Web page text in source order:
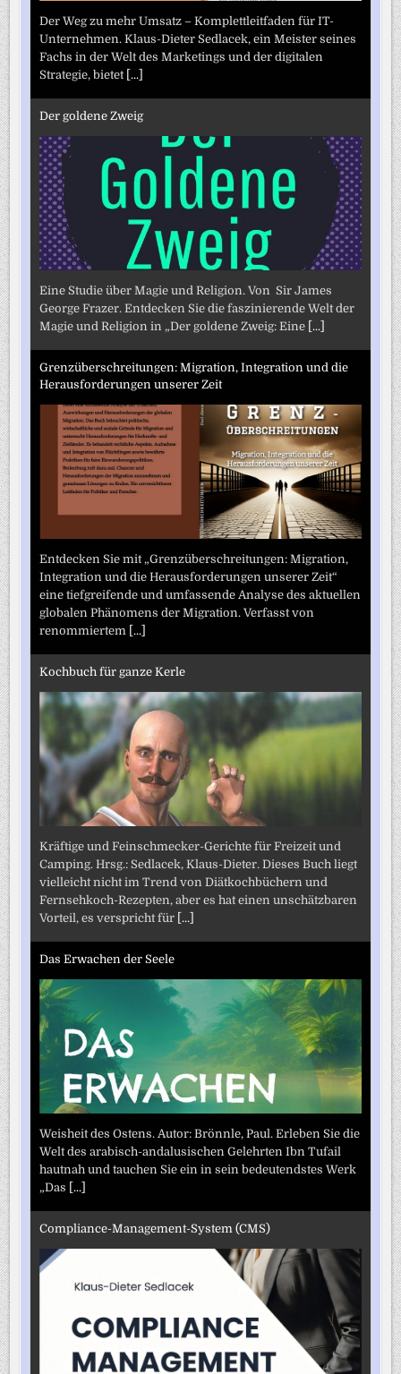
Der Weg zu mehr Umsatz – Komplettleitfaden für IT-
Unternehmen. Klaus-Dieter Sedlacek, ein Meister seines
Fachs in der Welt des Marketings und der digitalen
Strategie, bietet [...]
Der goldene Zweig
Eine Studie über Magie und Religion. Von Sir James
George Frazer. Entdecken Sie die faszinierende Welt der
Magie und Religion in „Der goldene Zweig: Eine [...]
Grenzüberschreitungen: Migration, Integration und die
Herausforderungen unserer Zeit
Entdecken Sie mit „Grenzüberschreitungen: Migration,
Integration und die Herausforderungen unserer Zeit“
eine tiefgreifende und umfassende Analyse des aktuellen
globalen Phänomens der Migration. Verfasst von
renommiertem [...]
Kochbuch für ganze Kerle
Kräftige und Feinschmecker-Gerichte für Freizeit und
Camping. Hrsg.: Sedlacek, Klaus-Dieter. Dieses Buch liegt
vielleicht nicht im Trend von Diätkochbüchern und
Fernsehkoch-Rezepten, aber es hat einen unschätzbaren
Vorteil, es verspricht für [...]
Das Erwachen der Seele
Weisheit des Ostens. Autor: Brönnle, Paul. Erleben Sie die
Welt des arabisch-andalusischen Gelehrten Ibn Tufail
hautnah und tauchen Sie ein in sein bedeutendstes Werk
„Das [...]
Compliance-Management-System (CMS)